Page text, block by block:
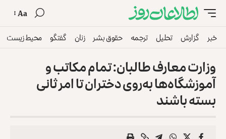
Aa
خبر گزارش تحلیل ترجمه حقوق بشر زنان گفتگو محیط زیست
وزارت معارف طالبان: تمام مکاتب و
آموزشگاه‌ها به‌روی دختران تا امر ثانی
بسته باشند